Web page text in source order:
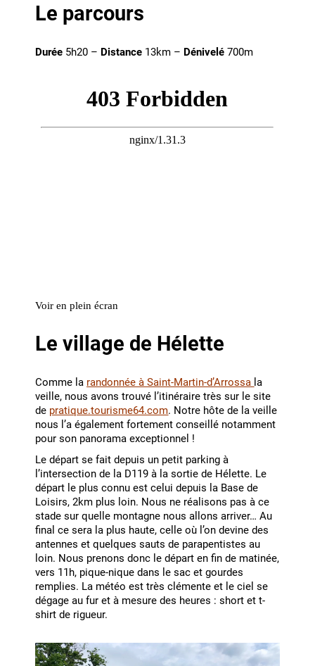
Le parcours
Durée 5h20 – Distance 13km – Dénivelé700m
Voir en plein écran
Le village de Hélette
Comme la randonnée à Saint-Martin-d’Arrossa la
veille, nous avons trouvé l’itinéraire très sur le site
de pratique.tourisme64.com. Notre hôte de la veille
nous l’a également fortement conseillé notamment
pour son panorama exceptionnel !
Le départ se fait depuis un petit parking à
l’intersection de la D119 à la sortie de Hélette. Le
départ le plus connu est celui depuis la Base de
Loisirs, 2km plus loin. Nous ne réalisons pas à ce
stade sur quelle montagne nous allons arriver… Au
final ce sera la plus haute, celle où l’on devine des
antennes et quelques sauts de parapentistes au
loin. Nous prenons donc le départ en fin de matinée,
vers 11h, pique-nique dans le sac et gourdes
remplies. La météo est très clémente et le ciel se
dégage au fur et à mesure des heures : short et t-
shirt de rigueur.